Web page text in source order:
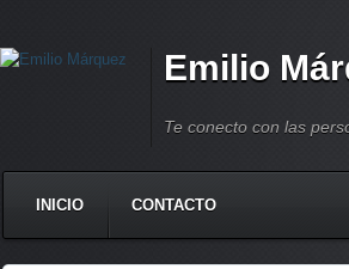
Emilio
Te conecto con las
INICIO CONTACTO